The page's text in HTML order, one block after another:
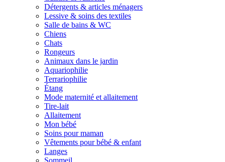
Détergents & articles ménagers
Lessive & soins des textiles
Salle de bains & WC
Chiens
Chats
Rongeurs
Animaux dans le jardin
Aquariophilie
Terrariophilie
Étang
Mode maternité et allaitement
Tire-lait
Allaitement
Mon bébé
Soins pour maman
Vêtements pour bébé & enfant
Langes
Sommeil